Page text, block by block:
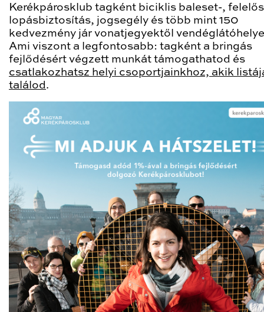
Kerékpárosklub tagként biciklis baleset-,
lopásbiztosítás, jogsegély és több mint 150
kedvezmény jár vonatjegyektől
Ami viszont a legfontosabb: tagként a bringás
fejlődésért végzett munkát támogathatod és
csatlakozhatsz helyi csoportjainkhoz, akik
találod.